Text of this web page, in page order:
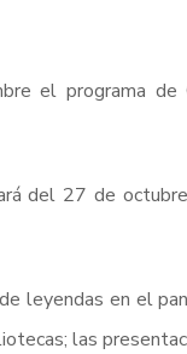
el programa
del 27 de
leyendas en el
las